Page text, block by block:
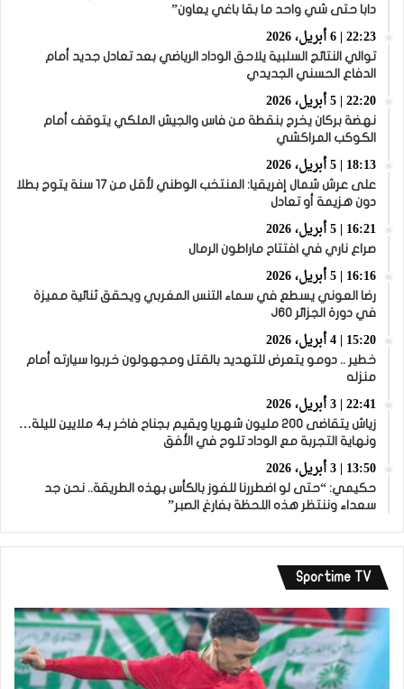
دابا حتى شي واحد ما بقا باغي يعاون”
22:23 | 6 أبريل، 2026
توالي النتائج السلبية يلاحق الوداد الرياضي بعد تعادل جديد أمام
الدفاع الحسني الجديدي
22:20 | 5 أبريل، 2026
نهضة بركان يخرج بنقطة من فاس والجيش الملكي يتوقف أمام
الكوكب المراكشي
18:13 | 5 أبريل، 2026
على عرش شمال إفريقيا: المنتخب الوطني لأقل من 17 سنة يتوج بطلا
دون هزيمة أو تعادل
16:21 | 5 أبريل، 2026
صراع ناري في افتتاح ماراطون الرمال
16:16 | 5 أبريل، 2026
رضا العوني يسطع في سماء التنس المغربي ويحقق ثنائية مميزة
في دورة الجزائر J60
15:20 | 4 أبريل، 2026
خطير .. دومو يتعرض للتهديد بالقتل ومجهولون خربوا سيارته أمام
منزله
22:41 | 3 أبريل، 2026
زياش يتقاضى 200 مليون شهريا ويقيم بجناح فاخر بـ4 ملايين لليلة…
ونهاية التجربة مع الوداد تلوح في الأفق
13:50 | 3 أبريل، 2026
حكيمي: “حتى لو اضطررنا للفوز بالكأس بهذه الطريقة.. نحن جد
سعداء وننتظر هذه اللحظة بفارغ الصبر”
Sportime TV